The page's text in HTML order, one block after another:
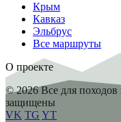
Крым
Кавказ
Эльбрус
Все маршруты
О проекте
© 2026 Все для
защищены
VK TG YT